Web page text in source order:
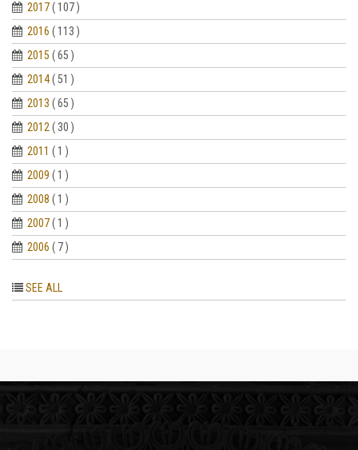
2017( 107 )
2016 ( 113 )
2015 ( 65 )
2014( 51 )
2013 ( 65 )
2012( 30 )
2011 ( 1 )
2009 ( 1 )
2008 ( 1 )
2007( 1 )
2006 ( 7 )
SEE ALL